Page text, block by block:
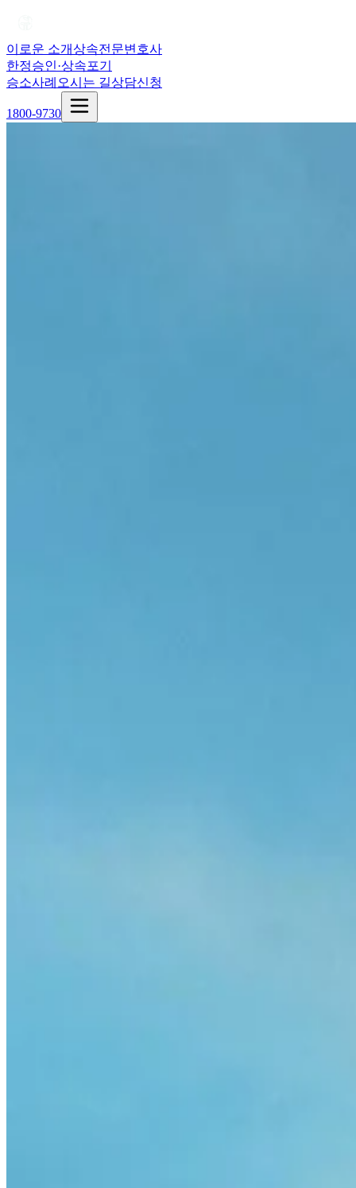
이로운 소개상속전문변호사
한정승인·상속포기
승소사례 오시는 길상담신청
1800-9730